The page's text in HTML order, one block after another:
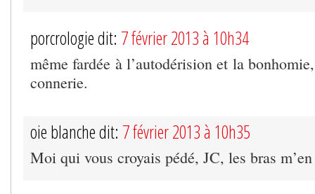
porcrologie dit: 7 février 2013 à 10h34
même fardée à l’autodérision et la
connerie.
oie blanche dit: 7 février 2013 à 10h35
Moi qui vous croyais pédé, JC, les bras